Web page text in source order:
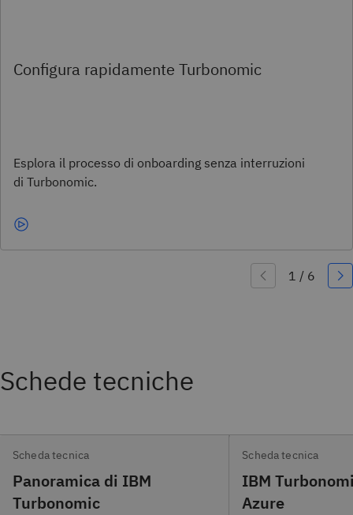
Configura rapidamente Turbonomic
Esplora il processo di onboarding senza interruzioni
di Turbonomic.
Schede tecniche
Scheda tecnica
Panoramica di IBM
Turbonomic
Scheda tecnica
IBM
Azure